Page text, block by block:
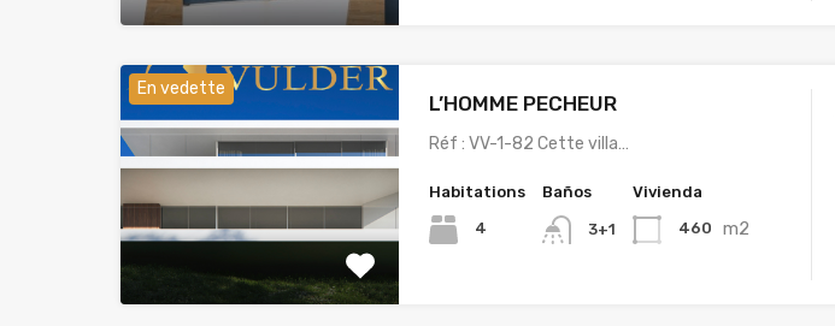
En vedette
L’HOMME PECHEUR
Réf : VV-1-82 Cette villa…
Habitations
4
Baños
3+1
Vivienda
460 m2